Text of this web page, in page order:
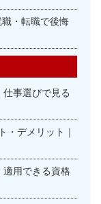
・転職で後悔
事選びで見る
・デメリット｜
適用できる資格